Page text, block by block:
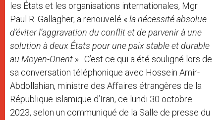
les États et les organisations internationales, Mgr
Paul R. Gallagher, a renouvelé « la nécessité absolue
d’éviter l’aggravation du conflit et de parvenir à une
solution à deux États pour une paix stable et durable
au Moyen-Orient ». C’est ce qui a été souligné lors de
sa conversation téléphonique avec Hossein Amir-
Abdollahian, ministre des Affaires étrangères de la
République islamique d’Iran, ce lundi 30 octobre
2023, selon un communiqué de la Salle de presse du